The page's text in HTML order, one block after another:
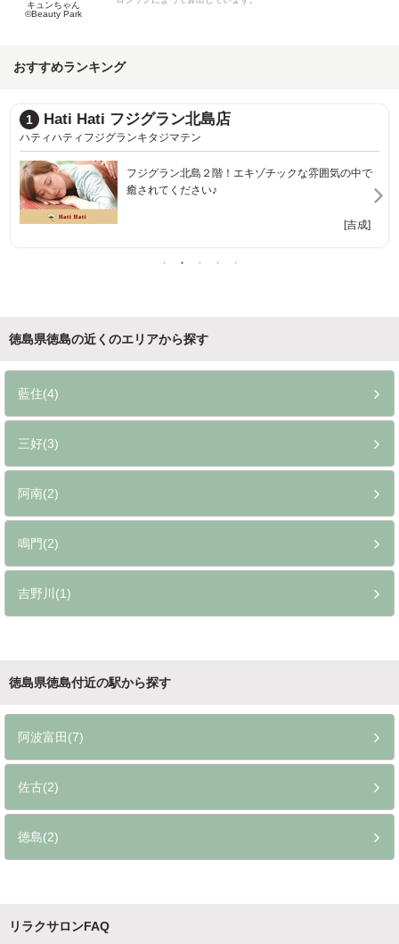
キュンちゃん
©Beauty Park
おすすめランキング
2 JUniRESET じゆうにリセット
ジユウニリセット
徳島県徳島の近くのエリアから探す
藍住(4)
三好(3)
阿南(2)
鳴門(2)
吉野川(1)
徳島県徳島付近の駅から探す
阿波富田(7)
佐古(2)
徳島(2)
リラクサロンFAQ